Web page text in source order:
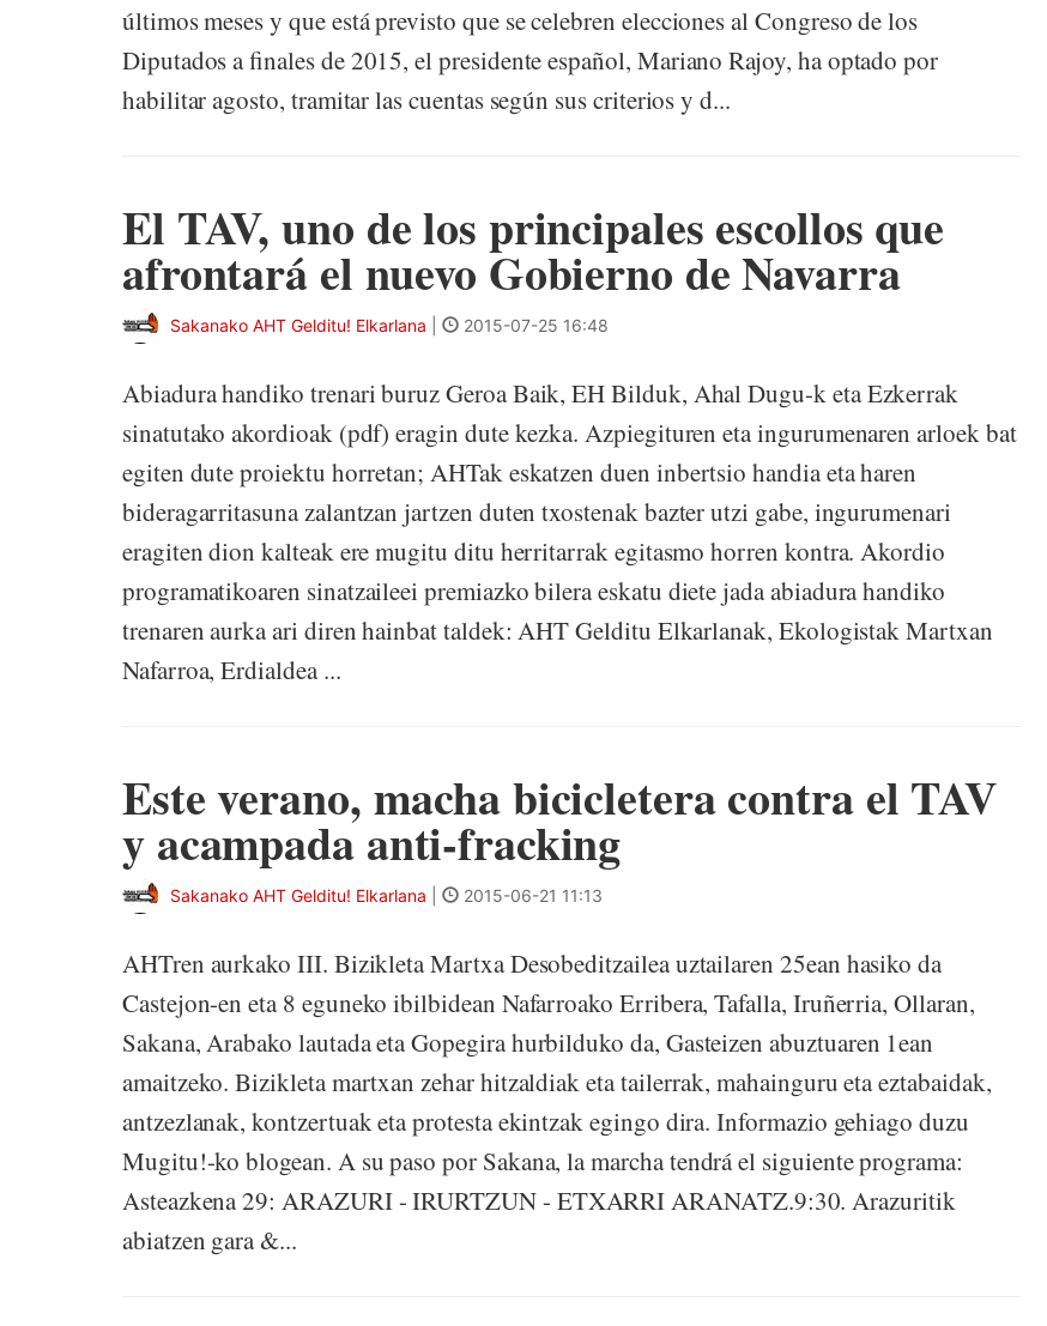
últimos meses y que está previsto que se celebren elecciones al Congreso de los
Diputados a finales de 2015, el presidente español, Mariano Rajoy, ha optado por
habilitar agosto, tramitar las cuentas según sus criterios y d...
El TAV, uno de los principales escollos que
afrontará el nuevo Gobierno de Navarra
Sakanako AHT Gelditu! Elkarlana 2015-07-25 16:48
Abiadura handiko trenari buruz Geroa Baik, EH Bilduk, Ahal Dugu-k eta Ezkerrak
sinatutako akordioak (pdf) eragin dute kezka. Azpiegituren eta ingurumenaren arloek bat
egiten dute proiektu horretan; AHTak eskatzen duen inbertsio handia eta haren
bideragarritasuna zalantzan jartzen duten txostenak bazter utzi gabe, ingurumenari
eragiten dion kalteak ere mugitu ditu herritarrak egitasmo horren kontra. Akordio
programatikoaren sinatzaileei premiazko bilera eskatu diete jada abiadura handiko
trenaren aurka ari diren hainbat taldek: AHT Gelditu Elkarlanak, Ekologistak Martxan
Nafarroa, Erdialdea ...
Este verano, macha bicicletera contra el TAV
y acampada anti-fracking
Sakanako AHT Gelditu! Elkarlana 2015-06-21 11:13
AHTren aurkako III. Bizikleta Martxa Desobeditzailea uztailaren 25ean hasiko da
Castejon-en eta 8 eguneko ibilbidean Nafarroako Erribera, Tafalla, Iruñerria, Ollaran,
Sakana, Arabako lautada eta Gopegira hurbilduko da, Gasteizen abuztuaren 1ean
amaitzeko. Bizikleta martxan zehar hitzaldiak eta tailerrak, mahainguru eta eztabaidak,
antzezlanak, kontzertuak eta protesta ekintzak egingo dira. Informazio gehiago duzu
Mugitu!-ko blogean. A su paso por Sakana, la marcha tendrá el siguiente programa:
Asteazkena 29: ARAZURI - IRURTZUN - ETXARRI ARANATZ.9:30. Arazuritik
abiatzen gara &...